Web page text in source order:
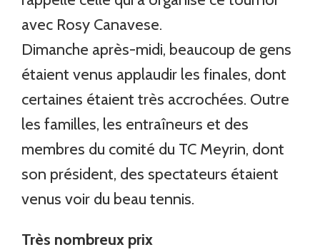
avec Rosy Canavese.
Dimanche après-midi, beaucoup de gens
étaient venus applaudir les finales, dont
certaines étaient très accrochées. Outre
les familles, les entraîneurs et des
membres du comité du TC Meyrin, dont
son président, des spectateurs étaient
venus voir du beau tennis.
Très nombreux prix